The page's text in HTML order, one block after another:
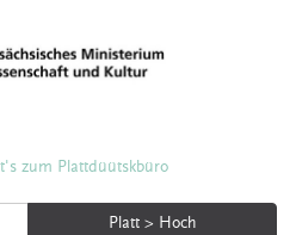
zum Plattdüütskbüro
Platt > Hoch